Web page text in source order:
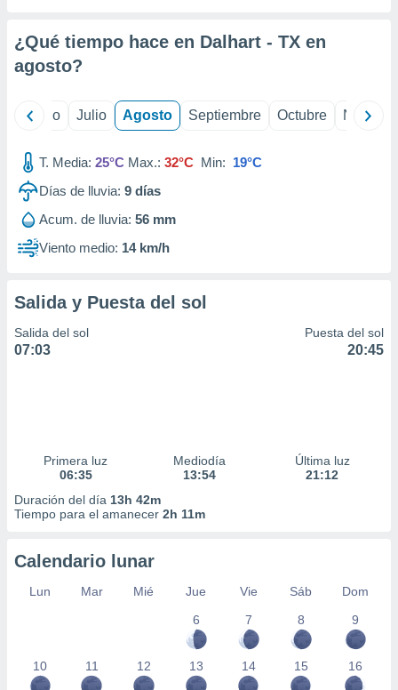
e
de
¿Qué tiempo hace en Dalhart - TX en
agosto?
Junio Julio Agosto Septiembre Octubre
T. Media: 25°C Max.: 32°C Min: 19°C
Días de lluvia: 9 días
Acum. de lluvia: 56 mm
Viento medio: 14 km/h
Salida y Puesta del sol
Salida del sol
07:03
Puesta del sol
20:45
Primera luz
06:35
Mediodía
13:54
Última luz
21:12
Duración del día 13h 42m
Tiempo para el amanecer 2h 11m
Calendario lunar
Lun Mar Mié Jue Vie Sáb
Dom
6
7 8 9
10 11 12 13 14 15 16